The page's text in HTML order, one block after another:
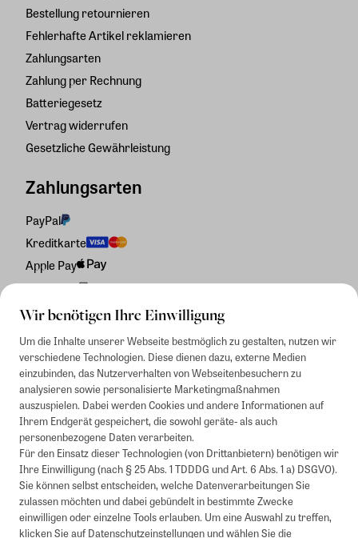
Wir benötigen Ihre Einwilligung
Um die Inhalte unserer Webseite bestmöglich zu gestalten, nutzen wir
verschiedene Technologien. Diese dienen dazu, externe Medien
einzubinden, das Nutzerverhalten von Webseitenbesuchern zu
analysieren sowie personalisierte Marketingmaßnahmen
auszuspielen. Dabei werden Cookies und andere Informationen auf
Ihrem Endgerät gespeichert, die sowohl geräte- als auch
personenbezogene Daten verarbeiten.
Für den Einsatz dieser Technologien (von Drittanbietern) benötigen wir
Ihre Einwilligung (nach § 25 Abs. 1 TDDDG und Art. 6 Abs. 1 a) DSGVO).
Sie können selbst entscheiden, welche Datenverarbeitungen Sie
zulassen möchten und dabei gebündelt in bestimmte Zwecke
einwilligen oder einzelne Tools erlauben. Um eine Auswahl zu treffen,
klicken Sie aufDatenschutzeinstellungenund wählen Sie die
Bestellung retournieren
Fehlerhafte Artikel reklamieren
Zahlungsarten
Zahlung per Rechnung
Batteriegesetz
Vertrag widerrufen
Gesetzliche Gewährleistung
Zahlungsarten
PayPal
Kreditkarte
Apple Pay
Rechnung